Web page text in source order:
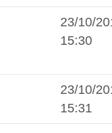
23/10/
15:30
23/10/
15:31